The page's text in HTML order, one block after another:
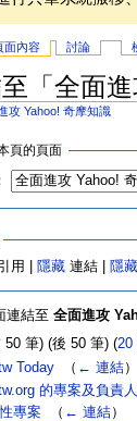
面內容 討論
「全面
攻 Yahoo! 奇摩知識
頁的頁面
用 | 隱藏 連結 | 隱藏
連結至 全面進攻
50 筆) (後 50 筆) (20|
Today‎ （ ← 連結）
的專案及負責
專案‎ （ ← 連結）